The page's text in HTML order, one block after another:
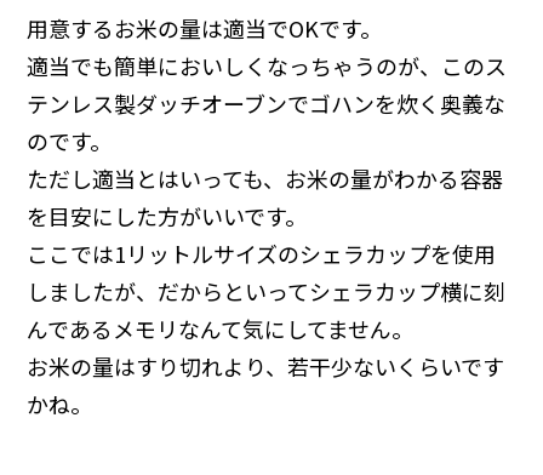
用意するお米の量は適当でOKです。
適当でも簡単においしくなっちゃうのが、このス
テンレス製ダッチオーブンでゴハンを炊く奥義な
のです。
ただし適当とはいっても、お米の量がわかる容器
を目安にした方がいいです。
ここでは1リットルサイズのシェラカップを使用
しましたが、だからといってシェラカップ横に刻
んであるメモリなんて気にしてません。
お米の量はすり切れより、若干少ないくらいです
かね。